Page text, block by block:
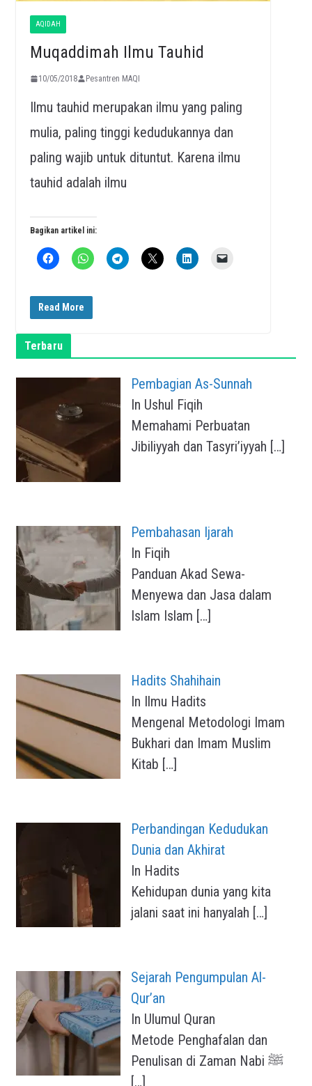
AQIDAH
Muqaddimah Ilmu Tauhid
10/05/2018 Pesantren MAQI
Ilmu tauhid merupakan ilmu yang paling
mulia, paling tinggi kedudukannya dan
paling wajib untuk dituntut. Karena ilmu
tauhid adalah ilmu
Bagikan artikel ini:
Read More
Terbaru
Pembagian As-Sunnah
In Ushul Fiqih
Memahami Perbuatan
Jibiliyyah dan Tasyri’iyyah […]
Pembahasan Ijarah
In Fiqih
Panduan Akad Sewa-
Menyewa dan Jasa dalam
Islam Islam […]
Hadits Shahihain
In Ilmu Hadits
Mengenal Metodologi Imam
Bukhari dan Imam Muslim
Kitab […]
Perbandingan Kedudukan
Dunia dan Akhirat
In Hadits
Kehidupan dunia yang kita
jalani saat ini hanyalah […]
Sejarah Pengumpulan Al-
Qur’an
In Ulumul Quran
Metode Penghafalan dan
Penulisan di Zaman Nabi ﷺ
[…]